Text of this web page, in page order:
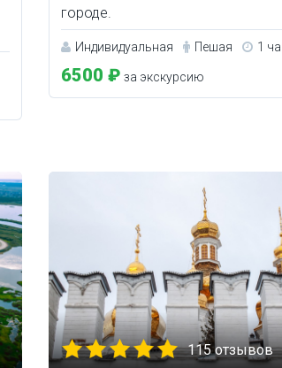
городе.
Индивидуальная Пешая 1
6500 ₽ за экскурсию
115 отзывов